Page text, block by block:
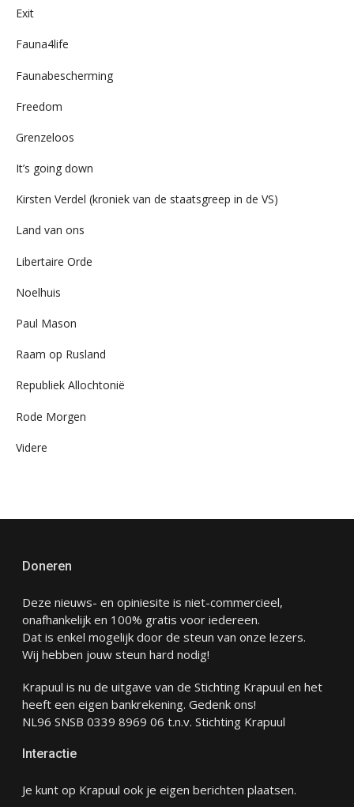
Exit
Fauna4life
Faunabescherming
Freedom
Grenzeloos
It’s going down
Kirsten Verdel (kroniek van de staatsgreep in de VS)
Land van ons
Libertaire Orde
Noelhuis
Paul Mason
Raam op Rusland
Republiek Allochtonië
Rode Morgen
Videre
Doneren
Deze nieuws- en opiniesite is niet-commercieel,
onafhankelijk en 100% gratis voor iedereen.
Dat is enkel mogelijk door de steun van onze lezers.
Wij hebben jouw steun hard nodig!
Krapuul is nu de uitgave van de Stichting Krapuul en het
heeft een eigen bankrekening. Gedenk ons!
NL96 SNSB 0339 8969 06 t.n.v. Stichting Krapuul
Interactie
Je kunt op Krapuul ook je eigen berichten plaatsen.